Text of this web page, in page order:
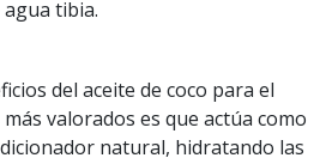
tibia.
del aceite de coco para el
valorados es que actúa como
natural, hidratando las